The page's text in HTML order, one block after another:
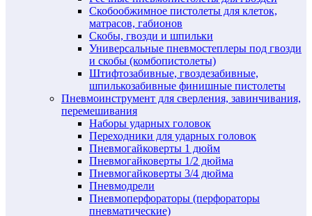
Скобообжимное пистолеты для клеток,
матрасов, габионов
Скобы, гвозди и шпильки
Универсальные пневмостеплеры под гвозди
и скобы (комбопистолеты)
Штифтозабивные, гвоздезабивные,
шпилькозабивные финишные пистолеты
Пневмоинструмент для сверления, завинчивания,
перемешивания
Наборы ударных головок
Переходники для ударных головок
Пневмогайковерты 1 дюйм
Пневмогайковерты 1/2 дюйма
Пневмогайковерты 3/4 дюйма
Пневмодрели
Пневмоперфораторы (перфораторы
пневматические)